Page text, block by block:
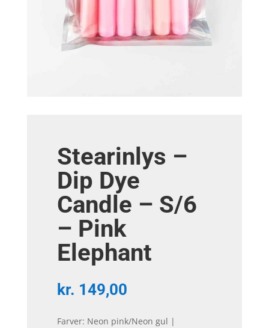
Stearinlys –
Dip Dye
Candle – S/6
– Pink
Elephant
kr. 149,00
Farver: Neon pink/Neon gul |